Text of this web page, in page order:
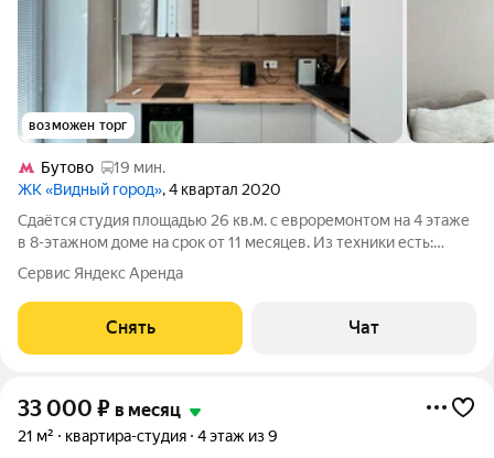
возможен торг
Бутово
19 мин.
ЖК «Видный город», 4 квартал 2020
Сдаётся студия площадью 26 кв.м. с евроремонтом на 4 этаже
в 8-этажном доме на срок от 11 месяцев. Из техники есть:
Телевизор Духовой шкаф Стиральная машина Холодильник
Посудомоечная машина Кондиционер Микроволновка
Пылесос Дом - монолитный,
Сервис Яндекс Аренда
Снять Чат
33 000 ₽ в месяц
21 м² квартира-студия 4 этаж из 9